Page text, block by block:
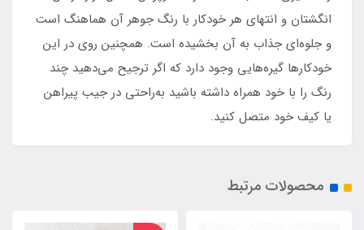
انگشتان و انتهای هر خودکار با رنگ جوهر آن هماهنگ است
و جلوه‌ای جذاب به آن بخشیده است. همچنین روی در این
خودکارها گیره‌هایی وجود دارد که اگر ترجیح می‌دهید چند
رنگ را با خود همراه داشته باشید به‌راحتی در جیب پیراهن
یا کیف خود متصل کنید.
محصولات مرتبط